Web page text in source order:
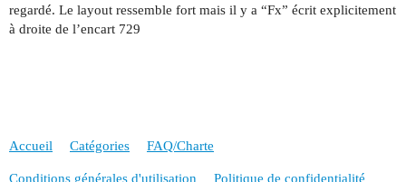
regardé. Le layout ressemble fort mais il y a “Fx” écrit explicitement
à droite de l’encart 729
Accueil Catégories FAQ/Charte
Conditions générales d'utilisation Politique de confidentialité